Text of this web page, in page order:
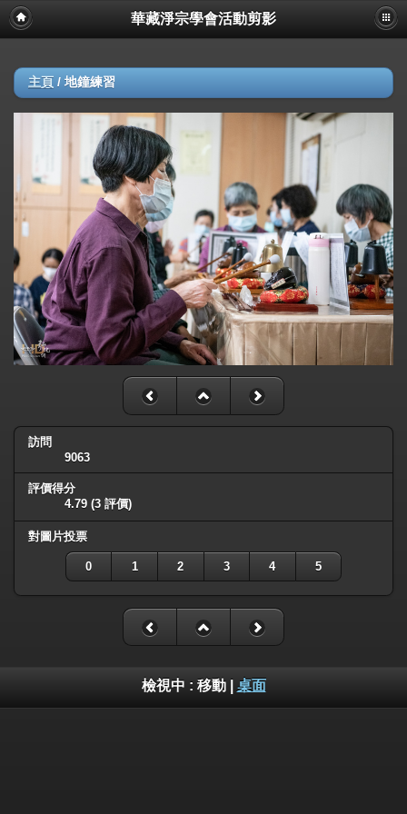
華藏淨宗學會活動剪影
主頁 / 地鐘練習
訪問
9063
評價得分
4.79 (3 評價)
對圖片投票
0 1 2 3 4 5
檢視中 : 移動| 桌面